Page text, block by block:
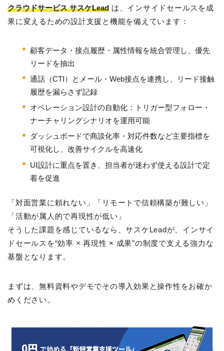
クラウドサービス サスケLead は、インサイドセールスを成
果に変えるための設計支援と機能を備えています：
顧客データ・接点履歴・属性情報を統合管理し、優先
リードを抽出
通話（CTI）とメール・Web接点を連携し、リード接触
履歴を漏らさず記録
オペレーション設計の自動化：トリガー型フォロー・
ナーチャリングシナリオを運用可能
ダッシュボードで商談化率・対応件数など主要指標を
可視化し、改善サイクルを高速化
UI設計に重点を置き、担当者が迷わず使える設計で定
着を促進
「対面営業に頼れない」「リモートで信頼構築が難しい」
「活動が属人的で再現性が低い」
そうした課題を感じているなら、サスケLeadが、インサイ
ドセールスを“効率 × 再現性 × 成果”の制度で支える強力な
基盤となります。
まずは、無料資料やデモでその導入効果と操作性をお確か
めください。